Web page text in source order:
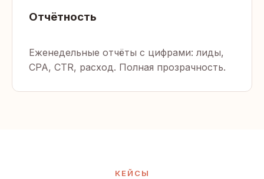
Отчётность
Еженедельные отчёты с цифрами: лиды,
CPA, CTR, расход. Полная прозрачность.
КЕЙСЫ